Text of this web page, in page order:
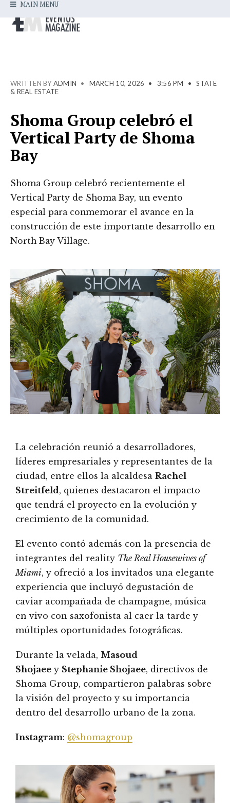
MAIN MENU
WRITTEN BY ADMIN • MARCH 10, 2026 • 3:56 PM •
STATE
& REAL ESTATE
Shoma Group celebró el
Vertical Party de Shoma
Bay
Shoma Group celebró recientemente el
Vertical Party de Shoma Bay, un evento
especial para conmemorar el avance en la
construcción de este importante desarrollo en
North Bay Village.
La celebración reunió a desarrolladores,
líderes empresariales y representantes de la
ciudad, entre ellos la alcaldesa Rachel
Streitfeld, quienes destacaron el impacto
que tendrá el proyecto en la evolución y
crecimiento de la comunidad.
El evento contó además con la presencia de
integrantes del reality The Real Housewives of
Miami, y ofreció a los invitados una elegante
experiencia que incluyó degustación de
caviar acompañada de champagne, música
en vivo con saxofonista al caer la tarde y
múltiples oportunidades fotográficas.
Durante la velada, Masoud
Shojaee y Stephanie Shojaee, directivos de
Shoma Group, compartieron palabras sobre
la visión del proyecto y su importancia
dentro del desarrollo urbano de la zona.
Instagram: @shomagroup